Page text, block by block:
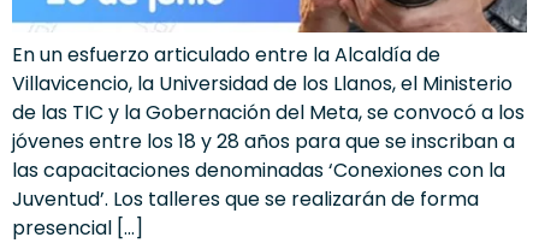
En un esfuerzo articulado entre la Alcaldía de
Villavicencio, la Universidad de los Llanos, el Ministerio
de las TIC y la Gobernación del Meta, se convocó a los
jóvenes entre los 18 y 28 años para que se inscriban a
las capacitaciones denominadas ‘Conexiones con la
Juventud’. Los talleres que se realizarán de forma
presencial […]